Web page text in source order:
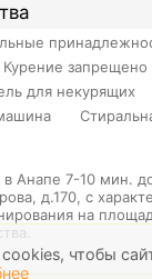
Курение запрещено
для некурящих
в Анапе 7-10 мин.
д.170, с
на
чтобы